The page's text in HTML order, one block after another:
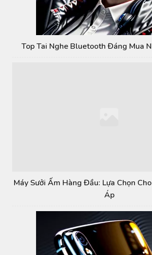
Top Tai Nghe Bluetooth Đáng Mua
Máy Sưởi Ấm Hàng Đầu: Lựa Chọn
Áp